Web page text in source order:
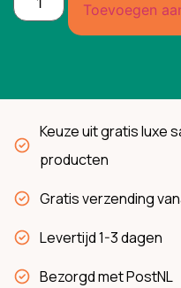
Toevoegen
Keuze uit gratis luxe
producten
Gratis verzending
Levertijd 1-3 dagen
Bezorgd met PostNL